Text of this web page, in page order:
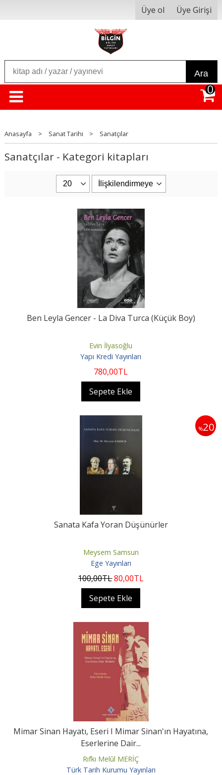
Üye ol Üye Girişi
Ara
0
Anasayfa > Sanat Tarihi > Sanatçılar
Sanatçılar - Kategori kitapları
Ben Leyla Gencer - La Diva Turca (Küçük Boy)
Evin İlyasoğlu
Yapı Kredi Yayınları
780,00TL
Sepete Ekle
%20
Sanata Kafa Yoran Düşünürler
Meysem Samsun
Ege Yayınları
100,00TL80,00TL
Sepete Ekle
Mimar Sinan Hayatı, Eseri I Mimar Sinan'ın Hayatına,
Eserlerine Dair...
Rıfkı Melûl MERİÇ
Türk Tarih Kurumu Yayınları